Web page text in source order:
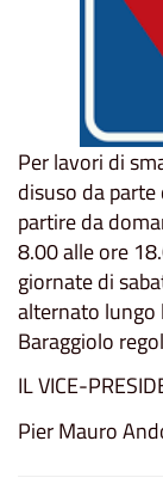
Per lavori di
disuso da
partire da
8.00 alle ore
giornate di
alternato lungo
Baraggiolo
IL VICE-
Pier Mauro